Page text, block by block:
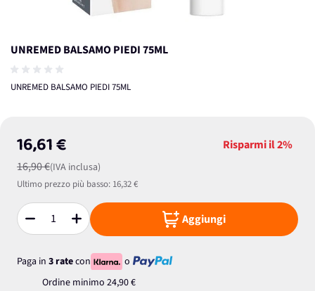
UNREMED BALSAMO PIEDI 75ML
UNREMED BALSAMO PIEDI 75ML
16,61 €
16,90 €(IVA inclusa)
Risparmi il2%
Ultimo prezzo più basso: 16,32 €
Quantità Aggiungi
Paga in 3 ratecon
o
Ordine minimo 24,90 €